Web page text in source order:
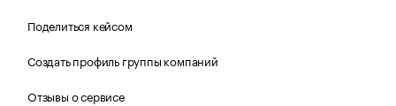
Поделиться кейсом
Создать профиль группы компаний
Отзывы о сервисе